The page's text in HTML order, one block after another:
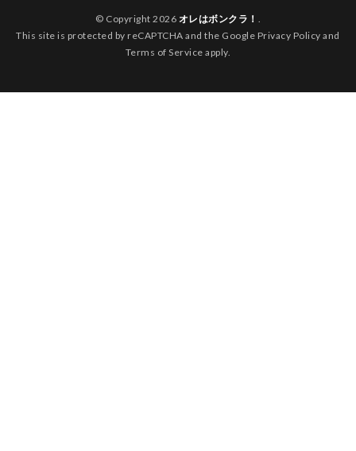
© Copyright 2026 オレはボンクラ！
This site is protected by reCAPTCHA and the Google Privacy Policy and
Terms of Service apply.